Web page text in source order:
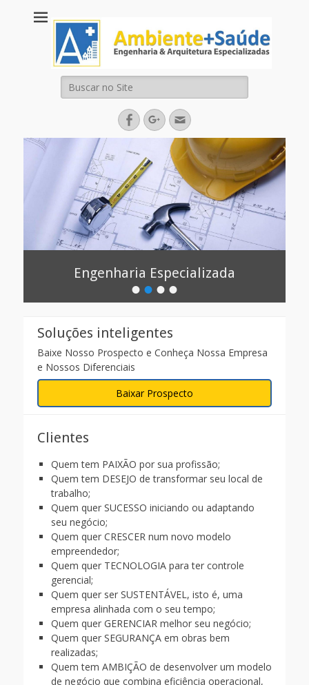
Arquitetura &
Engenharia Arquitetura Área da Saúde
Pesquisar
por:
FacebookGoogleplus
Email
••••
Engenharia Especializada
admin
Soluções inteligentes
Baixe Nosso Prospecto e Conheça Nossa Empresa
e Nossos Diferenciais
Baixar Prospecto
Clientes
Quem tem PAIXÃO por sua profissão;
Quem tem DESEJO de transformar seu local de
trabalho;
Quem quer SUCESSO iniciando ou adaptando
seu negócio;
Quem quer CRESCER num novo modelo
empreendedor;
Quem quer TECNOLOGIA para ter controle
gerencial;
Quem quer ser SUSTENTÁVEL, isto é, uma
empresa alinhada com o seu tempo;
Quem quer GERENCIAR melhor seu negócio;
Quem quer SEGURANÇA em obras bem
realizadas;
Quem tem AMBIÇÃO de desenvolver um modelo
de negócio que combina eficiência operacional,